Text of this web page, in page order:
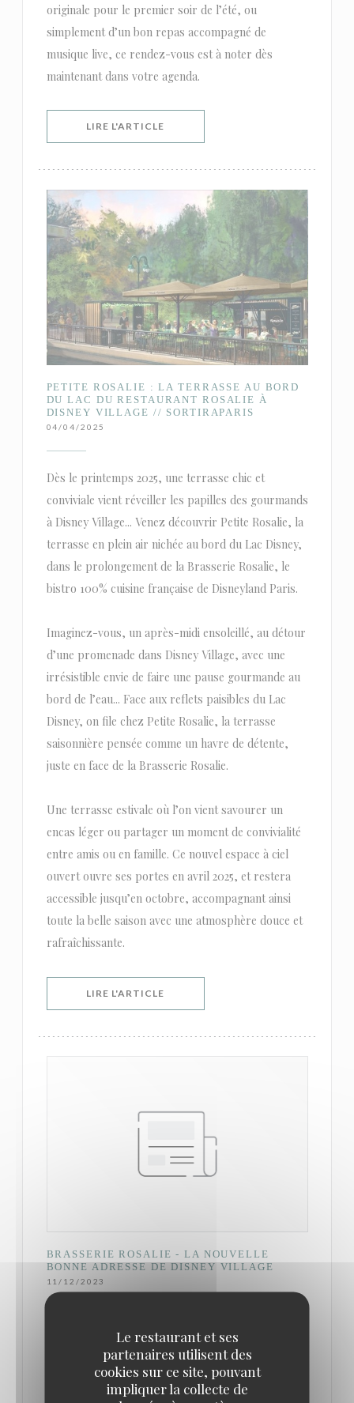
Le restaurant et ses
partenaires utilisent des
cookies sur ce site, pouvant
impliquer la collecte de
originale pour le premier soir de l’été, ou
simplement d’un bon repas accompagné de
musique live, ce rendez-vous est à noter dès
maintenant dans votre agenda.
LIRE L'ARTICLE
PETITE ROSALIE : LA TERRASSE AU BORD
DU LAC DU RESTAURANT ROSALIE À
DISNEY VILLAGE // SORTIRAPARIS
04/04/2025
Dès le printemps 2025, une terrasse chic et
conviviale vient réveiller les papilles des gourmands
à Disney Village... Venez découvrir Petite Rosalie, la
terrasse en plein air nichée au bord du Lac Disney,
dans le prolongement de la Brasserie Rosalie, le
bistro 100% cuisine française de Disneyland Paris.
Imaginez-vous, un après-midi ensoleillé, au détour
d’une promenade dans Disney Village, avec une
irrésistible envie de faire une pause gourmande au
bord de l’eau... Face aux reflets paisibles du Lac
Disney, on file chez Petite Rosalie, la terrasse
saisonnière pensée comme un havre de détente,
juste en face de la Brasserie Rosalie.
Une terrasse estivale où l’on vient savourer un
encas léger ou partager un moment de convivialité
entre amis ou en famille. Ce nouvel espace à ciel
ouvert ouvre ses portes en avril 2025, et restera
accessible jusqu’en octobre, accompagnant ainsi
toute la belle saison avec une atmosphère douce et
rafraîchissante.
LIRE L'ARTICLE
BRASSERIE ROSALIE - LA NOUVELLE
BONNE ADRESSE DE DISNEY VILLAGE
11/12/2023
C’est donc dans ce contexte d’inconsistance (pour
ne pas dire incompétence) généralisée dans la
gestion de la restauration que la Brasserie Rosalie a
ouvert ses portes à Disneyland Paris avec la